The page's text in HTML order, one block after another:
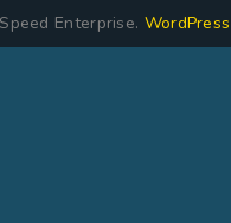
Enterprise.